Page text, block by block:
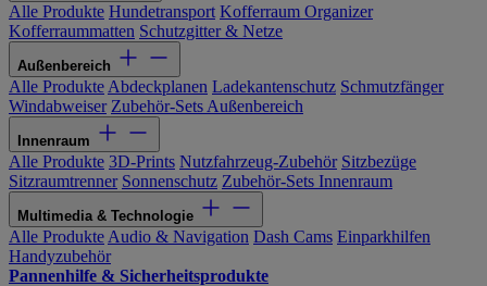
Alle Produkte Hundetransport Kofferraum Organizer
Kofferraummatten Schutzgitter & Netze
Außenbereich
Alle Produkte Abdeckplanen Ladekantenschutz Schmutzfänger
Windabweiser Zubehör-Sets Außenbereich
Innenraum
Alle Produkte 3D-Prints Nutzfahrzeug-Zubehör Sitzbezüge
Sitzraumtrenner Sonnenschutz Zubehör-Sets Innenraum
Multimedia & Technologie
Alle Produkte Audio & Navigation Dash Cams Einparkhilfen
Handyzubehör
Pannenhilfe & Sicherheitsprodukte